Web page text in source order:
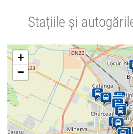
Stațiile și
+
−